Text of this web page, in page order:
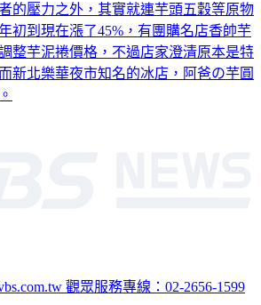
的壓力之外，其實就連芋頭五穀等原物
初到現在漲了45%，有團購名店香帥芋
整芋泥捲價格，不過店家澄清原本是特
新北樂華夜市知名的冰店，阿爸の芋圓
觀眾服務專線：02-2656-1599